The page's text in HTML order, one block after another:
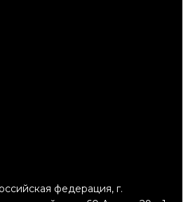
федерация, г.